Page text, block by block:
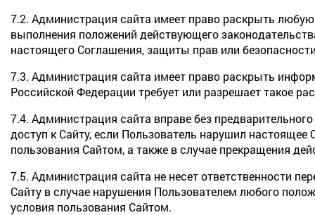
7.2. Администрация сайта имеет право раскрыть
выполнения положений действующего
настоящего Соглашения, защиты прав или
7.3. Администрация сайта имеет право раскрыть
Российской Федерации требует или разрешает такое
7.4. Администрация сайта вправе без
доступ к Сайту, если Пользователь нарушил
пользования Сайтом, а также в случае прекращения
7.5. Администрация сайта не несет ответственности
Сайту в случае нарушения Пользователем любого
условия пользования Сайтом.